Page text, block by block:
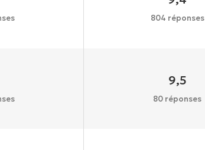
804 réponses
9,5
80 réponses